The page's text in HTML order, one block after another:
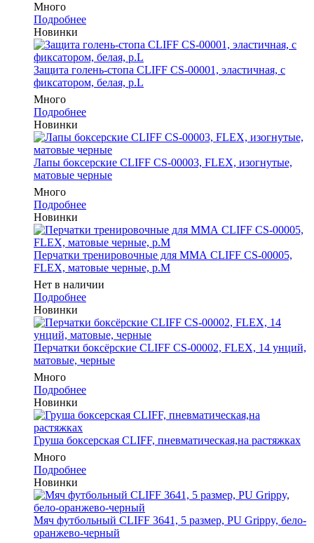
Много
Подробнее
Новинки
Защита голень-стопа CLIFF CS-00001, эластичная, с
фиксатором, белая, р.L
Много
Подробнее
Новинки
Лапы боксерские CLIFF CS-00003, FLEX, изогнутые,
матовые черные
Много
Подробнее
Новинки
Перчатки тренировочные для ММА CLIFF CS-00005,
FLEX, матовые черные, р.M
Нет в наличии
Подробнее
Новинки
Перчатки боксёрские CLIFF CS-00002, FLEX, 14 унций,
матовые, черные
Много
Подробнее
Новинки
Груша боксерская CLIFF, пневматическая,на растяжках
Много
Подробнее
Новинки
Мяч футбольный CLIFF 3641, 5 размер, PU Grippy, бело-
оранжево-черный